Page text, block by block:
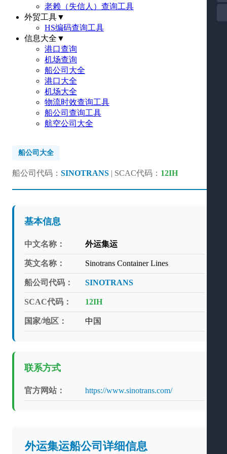
老赖（失信人）查询工具
外贸工具▼
HS编码查询工具
信息大全 ▼
港口查询
机场查询
船公司大全
港口大全
机场大全
物流时效查询工具
船公司查询工具
航空公司大全
船公司大全
船公司代码： SINOTRANS | SCAC代码： 12IH
基本信息
中文名称： 外运集运
英文名称： Sinotrans Container Lines
船公司代码： SINOTRANS
SCAC代码： 12IH
国家/地区： 中国
联系方式
官方网站： https://www.sinotrans.com/
外运集运船公司详细信息